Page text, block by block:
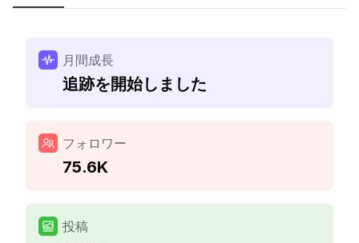
月間成長
追跡を開始しました
フォロワー
75.6K
投稿